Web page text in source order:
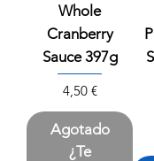
Whole
Cranberry
Sauce 397g
Precio
4,50 €
Agotado
¿Te